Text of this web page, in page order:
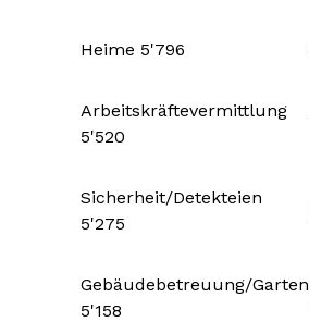
Heime 5'796
Arbeitskräftevermittlung
5'520
Sicherheit/Detekteien
5'275
Gebäudebetreuung/Garten
5'158